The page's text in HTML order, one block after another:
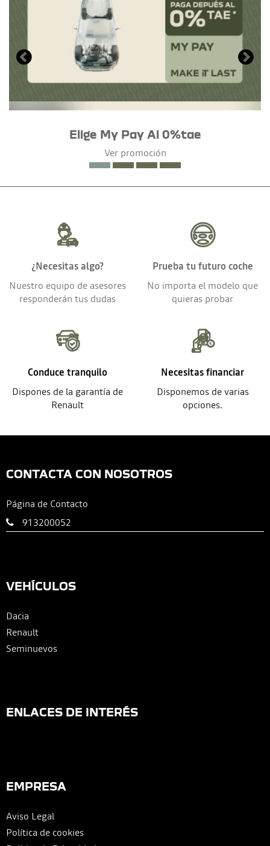
Elige My Pay Al 0%tae
Ver promoción
¿Necesitas algo?
Nuestro equipo de asesores
responderán tus dudas
Prueba tu futuro coche
No importa el modelo que
quieras probar
Conduce tranquilo
Dispones de la garantía de
Renault
Necesitas financiar
Disponemos de varias
opciones.
CONTACTA CON NOSOTROS
Página de Contacto
913200052
VEHÍCULOS
Dacia
Renault
Seminuevos
ENLACES DE INTERÉS
EMPRESA
Aviso Legal
Política de cookies